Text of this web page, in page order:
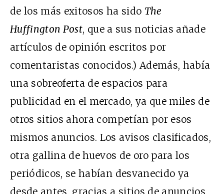
de los más exitosos ha sido The
Huffington Post, que a sus noticias añade
artículos de opinión escritos por
comentaristas conocidos.) Además, había
una sobreoferta de espacios para
publicidad en el mercado, ya que miles de
otros sitios ahora competían por esos
mismos anuncios. Los avisos clasificados,
otra gallina de huevos de oro para los
periódicos, se habían desvanecido ya